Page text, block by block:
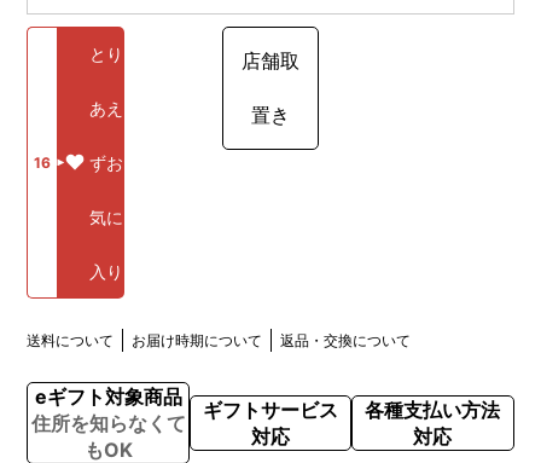
16
とり
あえ
ずお
気に
入り
店舗取
置き
送料について お届け時期について 返品・交換について
eギフト対象商品
住所を知らなくて
もOK
ギフトサービス
対応
各種支払い方法
対応